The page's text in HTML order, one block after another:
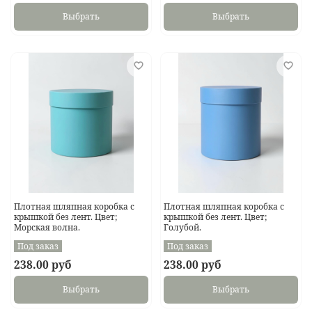
Выбрать Выбрать
Плотная шляпная коробка с
крышкой без лент. Цвет;
Морская волна.
Под заказ
238.00 руб
Выбрать
Плотная шляпная коробка с
крышкой без лент. Цвет;
Голубой.
Под заказ
238.00 руб
Выбрать